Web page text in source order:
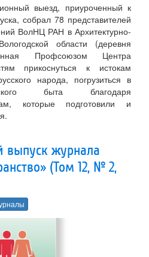
выезд, приуроченный к
собрал 78 представителей
ВолНЦ РАН в Архитектурно-
области (деревня
Профсоюзом Центра
прикоснуться к истокам
народа, погрузиться в
быта благодаря
которые подготовили и
выпуск журнала
(Том 12, № 2,